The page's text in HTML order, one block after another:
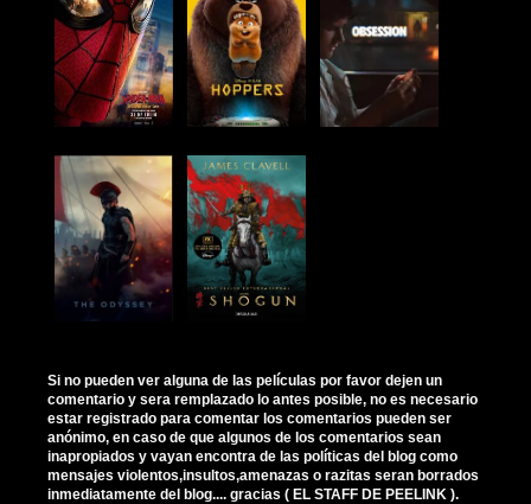
Si no pueden ver alguna de las películas por favor dejen un
comentario y sera remplazado lo antes posible, no es necesario
estar registrado para comentar los comentarios pueden ser
anónimo, en caso de que algunos de los comentarios sean
inapropiados y vayan encontra de las políticas del blog como
mensajes violentos,insultos,amenazas o razitas seran borrados
inmediatamente del blog.... gracias ( EL STAFF DE PEELINK ).